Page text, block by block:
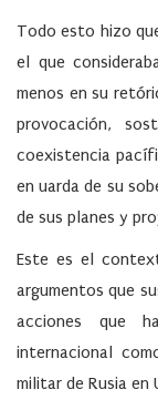
Todo esto hizo
el que
menos en su
provocación,
coexistencia
en uarda de su
de sus planes y
Este es el
argumentos que
acciones que
internacional
militar de Rusia en